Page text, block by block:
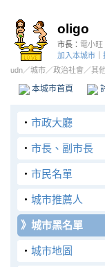
oligo
市長： 電小旺
加入本城市
udn／城市／政治社會 ／其他
本城市首頁
‧ 市政大廳
‧ 市長、副市長
‧ 市民名單
‧ 城市推薦人
》 城市黑名單
‧ 城市地圖